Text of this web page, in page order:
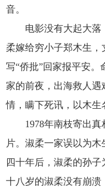
音。
电影没有大起大落
柔嫁给穷小子郑木生，
写“侨批”回家报平安。
家的前夜，出海救人遇
情，瞒下死讯，以木生
1978年南枝寄出
片。淑柔一家误以为
四十年后，淑柔的孙
十八岁的淑柔没有崩溃